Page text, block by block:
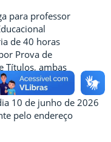
para professor
de 40 horas
Prova de
Títulos, ambas
Petrolina.
10 de junho de 2026
pelo endereço